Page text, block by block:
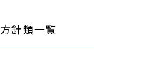
方針類一覧